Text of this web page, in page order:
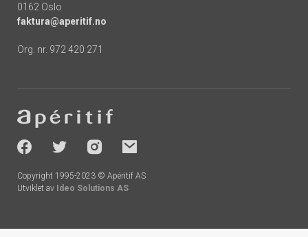
0162 Oslo
faktura@aperitif.no
Org. nr. 972 420 271
-
socials
Copyright 1995-2023 © Apéritif AS
Utviklet av Ideo Solutions AS